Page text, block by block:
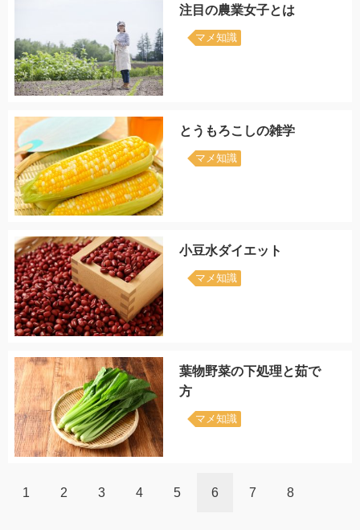
注目の農業女子とは
マメ知識
とうもろこしの雑学
マメ知識
小豆水ダイエット
マメ知識
葉物野菜の下処理と茹で
方
マメ知識
1 2 3 4 5 6 7 8